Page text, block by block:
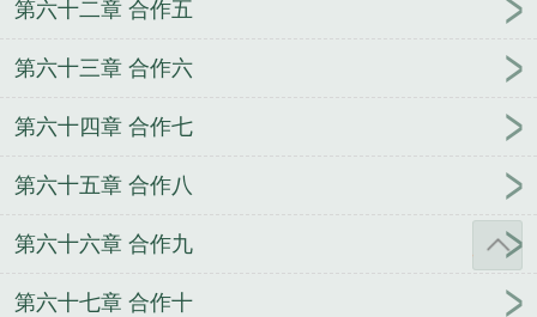
第六十二章 合作五
第六十三章 合作六
第六十四章 合作七
第六十五章 合作八
第六十六章 合作九
第六十七章 合作十